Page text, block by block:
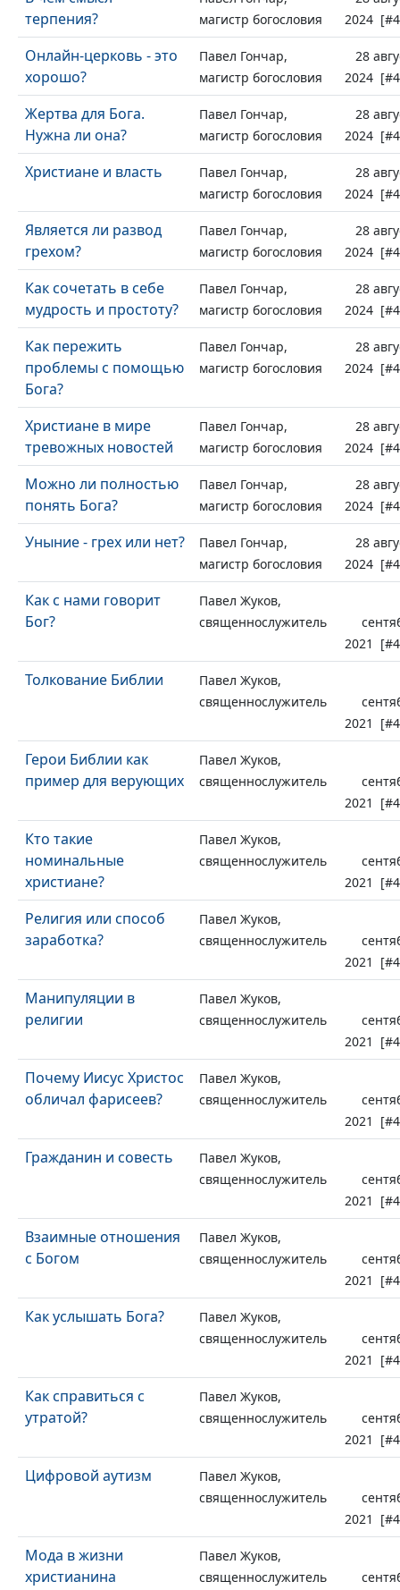
терпения?
магистр богословия
2024
Онлайн-церковь - это
хорошо?
Павел Гончар,
магистр богословия
28
2024
Жертва для Бога.
Нужна ли она?
Павел Гончар,
магистр богословия
28
2024
Христиане и власть
Павел Гончар,
магистр богословия
28
2024
Является ли развод
грехом?
Павел Гончар,
магистр богословия
28
2024
Как сочетать в себе
мудрость и простоту?
Павел Гончар,
магистр богословия
28
2024
Как пережить
проблемы с помощью
Бога?
Павел Гончар,
магистр богословия
28
2024
Христиане в мире
тревожных новостей
Павел Гончар,
магистр богословия
28
2024
Можно ли полностью
понять Бога?
Павел Гончар,
магистр богословия
28
2024
Уныние - грех или нет?
Павел Гончар,
магистр богословия
28
2024
Как с нами говорит
Бог?
Павел Жуков,
священнослужитель
2021
Толкование Библии
Павел Жуков,
священнослужитель
2021
Герои Библии как
пример для верующих
Павел Жуков,
священнослужитель
2021
Кто такие
номинальные
христиане?
Павел Жуков,
священнослужитель
2021
Религия или способ
заработка?
Павел Жуков,
священнослужитель
2021
Манипуляции в
религии
Павел Жуков,
священнослужитель
2021
Почему Иисус Христос
обличал фарисеев?
Павел Жуков,
священнослужитель
2021
Гражданин и совесть
Павел Жуков,
священнослужитель
2021
Взаимные отношения
с Богом
Павел Жуков,
священнослужитель
2021
Как услышать Бога?
Павел Жуков,
священнослужитель
2021
Как справиться с
утратой?
Павел Жуков,
священнослужитель
2021
Цифровой аутизм
Павел Жуков,
священнослужитель
2021
Мода в жизни
христианина
Павел Жуков,
священнослужитель